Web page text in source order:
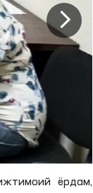
ёрдам,